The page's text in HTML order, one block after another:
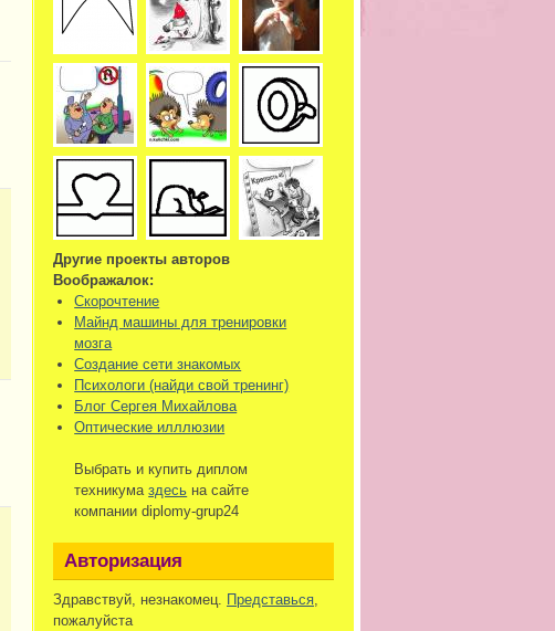
Другие проекты авторов
Воображалок:
Скорочтение
Майнд машины для тренировки
мозга
Создание сети знакомых
Психологи (найди свой тренинг)
Блог Сергея Михайлова
Оптические илллюзии
Выбрать и купить диплом
техникумаздесь на сайте
компании diplomy-grup24
Авторизация
Здравствуй, незнакомец. Представься,
пожалуйста